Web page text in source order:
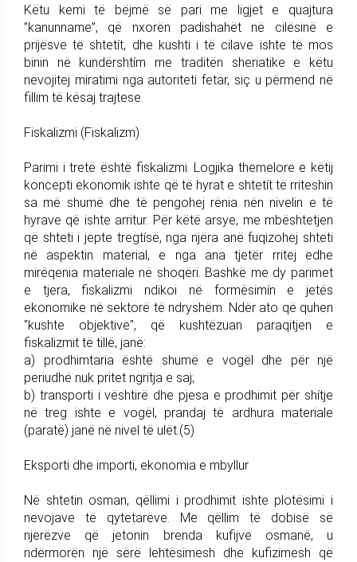
Këtu kemi të bëjmë së pari me ligjet e quajtura
”kanunname”, që nxorën padishahët në cilësinë e
prijësve të shtetít, dhe kushti i të cilave ishte të mos
binin në kundërshtím me traditën sheriatike e këtu
nevojitej miratimi nga autoriteti fetar, siç u përmend në
fillim të kësaj trajtese.
Fiskalizmi (Fiskalizm)
Parimi i tretë është fiskalizmi. Logjika themelore e këtij
koncepti ekonomik ishte që të hyrat e shtetít të rriteshin
sa më shumë dhe të pengohej rënia nën nivelin e të
hyrave që ishte arritur. Për këtë arsye, me mbështetjen
që shteti i jepte tregtísë, nga njëra anë fuqizohej shteti
në aspektin material, e nga ana tjetër rritej edhe
mirëqenia materiale në shoqëri. Bashkë me dy parimet
e tjera, fiskalizmi ndikoi në formësimín e jetës
ekonomike në sektorë të ndryshëm. Ndër ato që quhen
"kushte objektive", që kushtëzuan paraqitjen e
fiskalizmit të tillë, janë:
a) prodhimtaria është shumë e vogël dhe për një
periudhë nuk pritet ngritja e saj;
b) transporti i vështirë dhe pjesa e prodhimit për shítje
në treg ishte e vogël, prandaj të ardhura materiale
(paratë) janë në nivel të ulët.(5)
Eksporti dhe importi, ekonomia e mbyllur
Në shtetin osman, qëllimi i prodhimit ishte plotësimi i
nevojave të qytetarëve. Me qëllim të dobisë së
njerëzve që jetonin brenda kufijve osmanë, u
ndërmorën një sërë lehtësimesh dhe kufizimesh që